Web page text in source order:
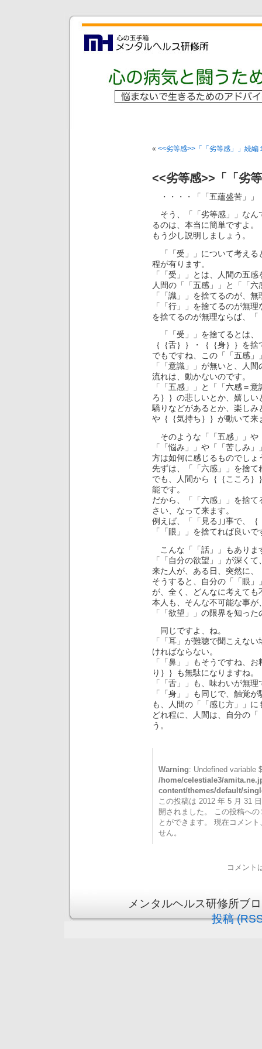
« <<劣等感>>「「劣等感」」続編
<<劣等感>>「「劣
・・・・「「五蘊盛苦」」
そう、「「劣等感」」なん
るのは、本当に簡単ですよ。
もう少し説明しましょう。
「「受」」について考える
程が有ります。
「「受」」とは、人間の五
人間の「「五感」」と「「
「「識」」を捨てるのが、
「「行」」を捨てるのが無
を捨てるのが無理ならば、
「「受」」を捨てるとは、
｛｛舌｝｝・｛｛身｝｝を
でもですね、この「「五感
「「意識」」が無いと、人
流れは、動かないのです。
「「五感」」と「「六感＝
ろ｝｝の悲しいとか、嬉し
驕りなどがあるとか、楽し
や｛｛気持ち｝｝が動いて来
そのような「「五感」」や
「「悩み」」や「「苦しみ
方は如何に感じるものでしょ
先ずは、「「六感」」を捨
でも、人間から｛｛こころ
能です。
だから、「「六感」」を捨
さい、なって来ます。
例えば、「「見る｣｣事で、
「「眼」」を捨てれば良いで
こんな「「話」」もありま
「「自分の欲望」」が深く
来た人が、ある日、突然に
そうすると、自分の「「眼
が、全く、どんなに考えて
本人も、そんな不可能な事
「「欲望」」の限界を知った
同じですよ、ね。
「「耳」が難聴で聞こえな
ければならない。
「「鼻」」もそうですね、
り｝｝も無駄になりますね。
「「舌」」も、味わいが無理
「「身」」も同じで、触覚
も、人間の「「感じ方」」
どれ程に、人間は、自分の
う。
Warning: Undefined variable
/home/celestiale3/
content/themes/default/
この投稿は 2012 年 5 月 31
開されました。 この投稿へ
とができます。 現在コメン
せん。
コメント
メンタルヘルス研修所ブ
投稿